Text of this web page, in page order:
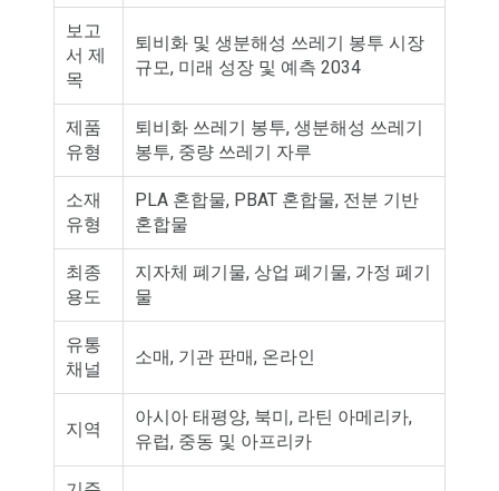
보고
서 제
목
퇴비화 및 생분해성 쓰레기 봉투 시장
규모, 미래 성장 및 예측 2034
제품
유형
퇴비화 쓰레기 봉투, 생분해성 쓰레기
봉투, 중량 쓰레기 자루
소재
유형
PLA 혼합물, PBAT 혼합물, 전분 기반
혼합물
최종
용도
지자체 폐기물, 상업 폐기물, 가정 폐기
물
유통
채널
소매, 기관 판매, 온라인
지역
아시아 태평양, 북미, 라틴 아메리카,
유럽, 중동 및 아프리카